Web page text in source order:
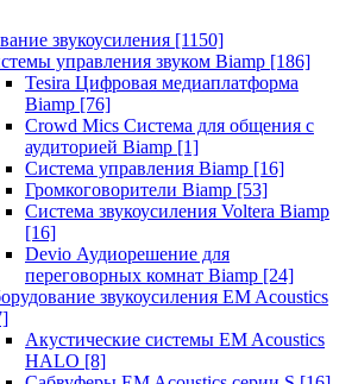
звукоусиления [1150]
управления звуком Biamp [186]
Tesira Цифровая медиаплатформа
Biamp [76]
Crowd Mics Система для общения с
аудиторией Biamp [1]
Система управления Biamp [16]
Громкоговорители Biamp [53]
Система звукоусиления Voltera Biamp
[16]
Devio Аудиорешение для
переговорных комнат Biamp [24]
звукоусиления EM Acoustics
Акустические системы EM Acoustics
HALO [8]